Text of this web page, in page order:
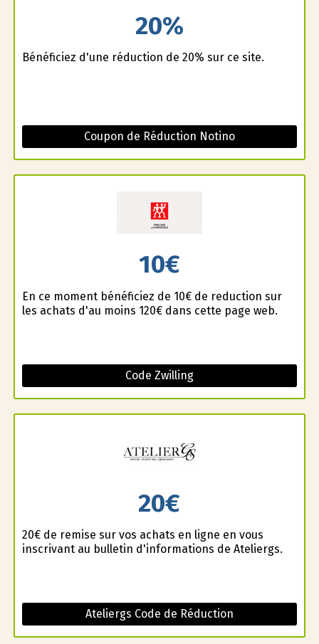
20%
Bénéficiez d'une réduction de 20% sur ce site.
Coupon de Réduction Notino
10€
En ce moment bénéficiez de 10€ de reduction sur
les achats d'au moins 120€ dans cette page web.
Code Zwilling
20€
20€ de remise sur vos achats en ligne en vous
inscrivant au bulletin d'informations de Ateliergs.
Ateliergs Code de Réduction